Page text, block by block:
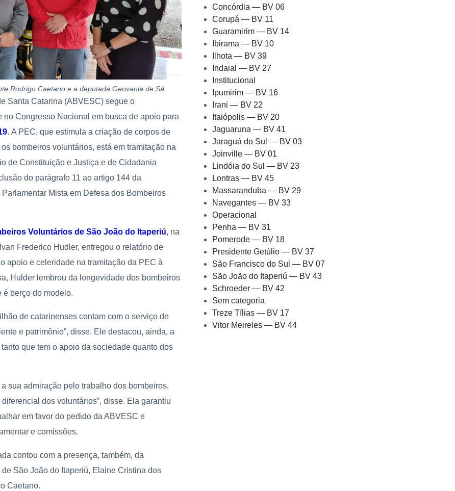
Rodrigo Caetano e a deputada Geovania de Sá
Santa Catarina (ABVESC) segue o
Congresso Nacional em busca de apoio para
. A PEC, que estimula a criação de corpos de
bombeiros voluntários, está em tramitação na
de Constituição e Justiça e de Cidadania
do parágrafo 11 ao artigo 144 da
Mista em Defesa dos Bombeiros
Voluntários de São João do Itaperiú, na
Frederico Hudler, entregou o relatório de
apoio e celeridade na tramitação da PEC à
Hulder lembrou da longevidade dos bombeiros
é berço do modelo.
de catarinenses contam com o serviço de
e patrimônio”, disse. Ele destacou, ainda, a
que tem o apoio da sociedade quanto dos
sua admiração pelo trabalho dos bombeiros,
dos voluntários”, disse. Ela garantiu
em favor do pedido da ABVESC e
e comissões.
contou com a presença, também, da
São João do Itaperiú, Elaine Cristina dos
Caetano.
Concórdia — BV 06
Corupá — BV 11
Guaramirim — BV 14
Ibirama — BV 10
Ilhota — BV 39
Indaial — BV 27
Institucional
Ipumirim — BV 16
Irani — BV 22
Itaiópolis — BV 20
Jaguaruna — BV 41
Jaraguá do Sul — BV 03
Joinville — BV 01
Lindóia do Sul — BV 23
Lontras — BV 45
Massaranduba — BV 29
Navegantes — BV 33
Operacional
Penha — BV 31
Pomerode — BV 18
Presidente Getúlio — BV 37
São Francisco do Sul — BV 07
São João do Itaperiú — BV 43
Schroeder — BV 42
Sem categoria
Treze Tílias — BV 17
Vitor Meireles — BV 44